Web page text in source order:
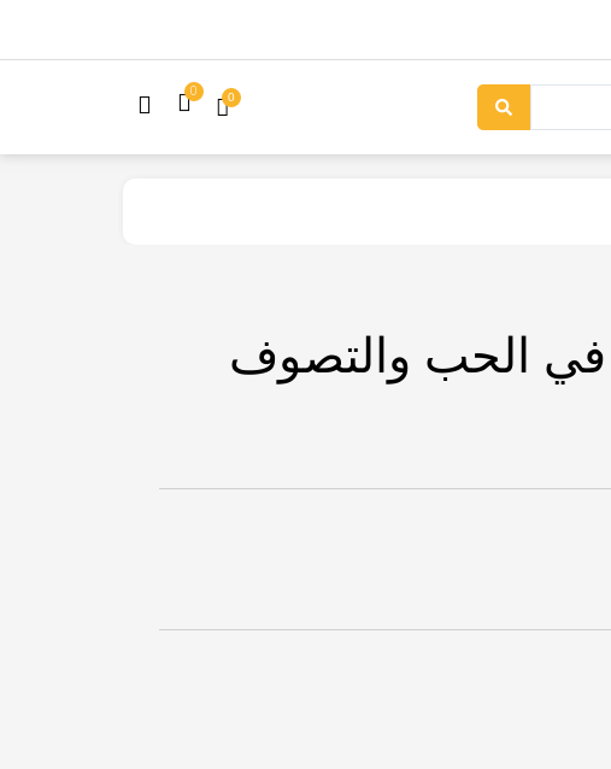
0 0
في الحب والتصوف